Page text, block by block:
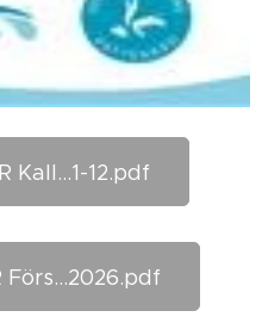
Kall...1-12.pdf
Förs...2026.pdf